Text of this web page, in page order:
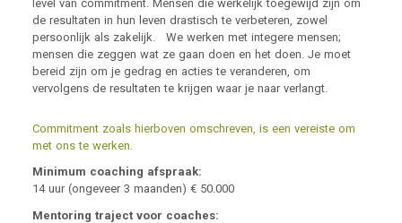
level van commitment. Mensen die werkelijk toegewijd zijn om
de resultaten in hun leven drastisch te verbeteren, zowel
persoonlijk als zakelijk. We werken met integere mensen;
mensen die zeggen wat ze gaan doen en het doen. Je moet
bereid zijn om je gedrag en acties te veranderen, om
vervolgens de resultaten te krijgen waar je naar verlangt.
Commitment zoals hierboven omschreven, is een vereiste om
met ons te werken.
Minimum coaching afspraak:
14 uur (ongeveer 3 maanden) € 50.000
Mentoring traject voor coaches: